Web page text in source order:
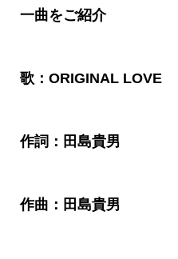
一曲をご紹介
歌：ORIGINAL LOVE
作詞：田島貴男
作曲：田島貴男